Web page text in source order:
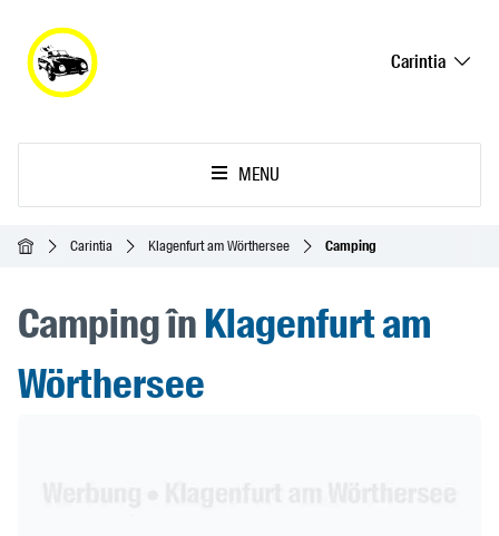
Carintia
MENU
Acasă Carintia Klagenfurt am Wörthersee Camping
Camping înKlagenfurt am
Wörthersee